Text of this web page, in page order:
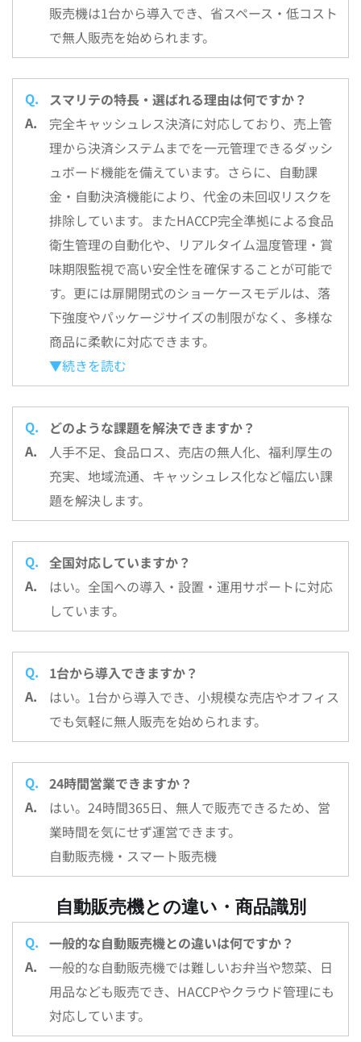
販売機は1台から導入でき、省スペース・低コスト
で無人販売を始められます。
スマリテの特長・選ばれる理由は何ですか？
完全キャッシュレス決済に対応しており、売上管
理から決済システムまでを一元管理できるダッシ
ュボード機能を備えています。さらに、自動課
金・自動決済機能により、代金の未回収リスクを
排除しています。またHACCP完全準拠による食品
衛生管理の自動化や、リアルタイム温度管理・賞
味期限監視で高い安全性を確保することが可能で
す。更には扉開閉式のショーケースモデルは、落
下強度やパッケージサイズの制限がなく、多様な
商品に柔軟に対応できます。
▼続きを読む
どのような課題を解決できますか？
人手不足、食品ロス、売店の無人化、福利厚生の
充実、地域流通、キャッシュレス化など幅広い課
題を解決します。
全国対応していますか？
はい。全国への導入・設置・運用サポートに対応
しています。
1台から導入できますか？
はい。1台から導入でき、小規模な売店やオフィス
でも気軽に無人販売を始められます。
24時間営業できますか？
はい。24時間365日、無人で販売できるため、営
業時間を気にせず運営できます。
自動販売機・スマート販売機
自動販売機との違い・商品識別
一般的な自動販売機との違いは何ですか？
一般的な自動販売機では難しいお弁当や惣菜、日
用品なども販売でき、HACCPやクラウド管理にも
対応しています。